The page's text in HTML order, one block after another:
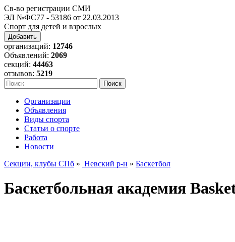
Св-во регистрации СМИ
ЭЛ №ФС77 - 53186 от 22.03.2013
Спорт для детей и взрослых
Добавить
организаций: 12746
Объявлений: 2069
секций: 44463
отзывов: 5219
Организации
Объявления
Виды спорта
Статьи о спорте
Работа
Новости
Секции, клубы СПб » Невский р-н » Баскетбол
Баскетбольная академия